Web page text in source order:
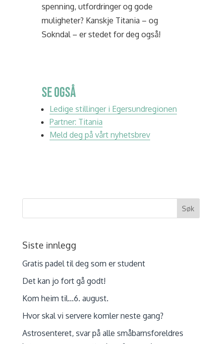
spenning, utfordringer og gode
muligheter? Kanskje Titania – og
Sokndal – er stedet for deg også!
SE OGSÅ
Ledige stillinger i Egersundregionen
Partner: Titania
Meld deg på vårt nyhetsbrev
Siste innlegg
Gratis padel til deg som er student
Det kan jo fort gå godt!
Kom heim til…6. august.
Hvor skal vi servere komler neste gang?
Astrosenteret, svar på alle småbarnsforeldres